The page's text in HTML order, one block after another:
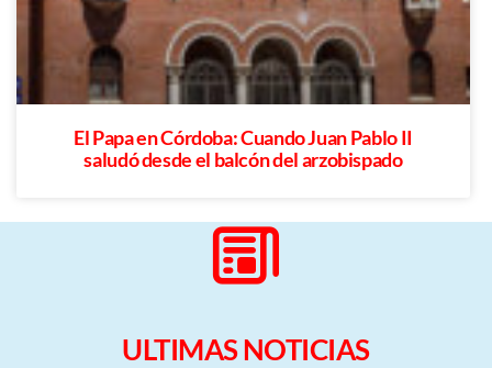
El Papa en Córdoba: Cuando Juan Pablo II
saludó desde el balcón del arzobispado
ULTIMAS NOTICIAS